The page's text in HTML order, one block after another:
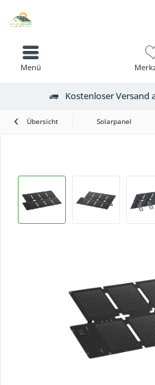
Kostenloser Versand
Menü
Übersicht Solarpanel